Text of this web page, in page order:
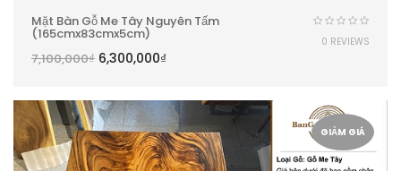
Mặt Bàn Gỗ Me Tây Nguyên Tấm
(165cmx83cmx5cm)
7,100,000₫ 6,300,000₫
0 REVIEWS
GIẢM GIÁ